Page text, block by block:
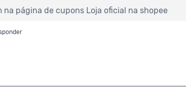
na página de cupons Loja oficial na shopee